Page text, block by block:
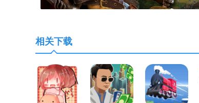
部落战线国际服中文版手游评价
制定战略征服敌对势力赢得胜利的荣耀优秀
游戏中的玩法非常多可以自由选择。收集各
大量的游戏挑战内容不同的玩法模式你可以
相关下载